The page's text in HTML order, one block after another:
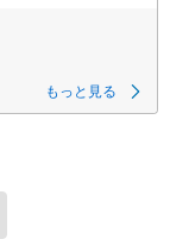
もっと見る